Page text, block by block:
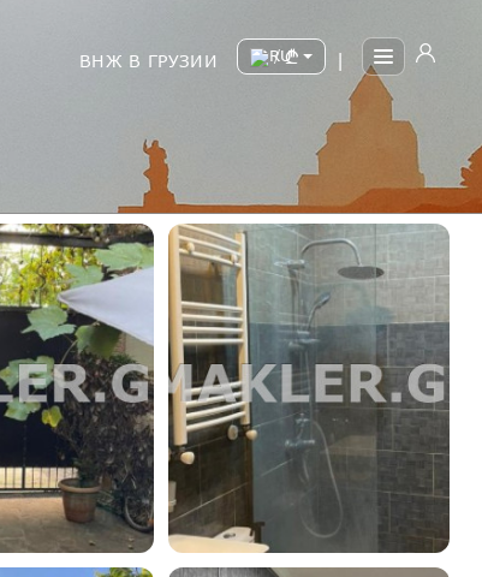
ВНЖ В ГРУЗИИ /